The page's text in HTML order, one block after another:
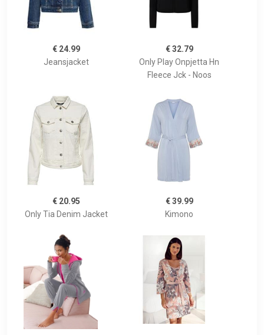
€ 24.99
Jeansjacket
€ 32.79
Only Play Onpjetta Hn
Fleece Jck - Noos
€ 20.95
Only Tia Denim Jacket
€ 39.99
Kimono